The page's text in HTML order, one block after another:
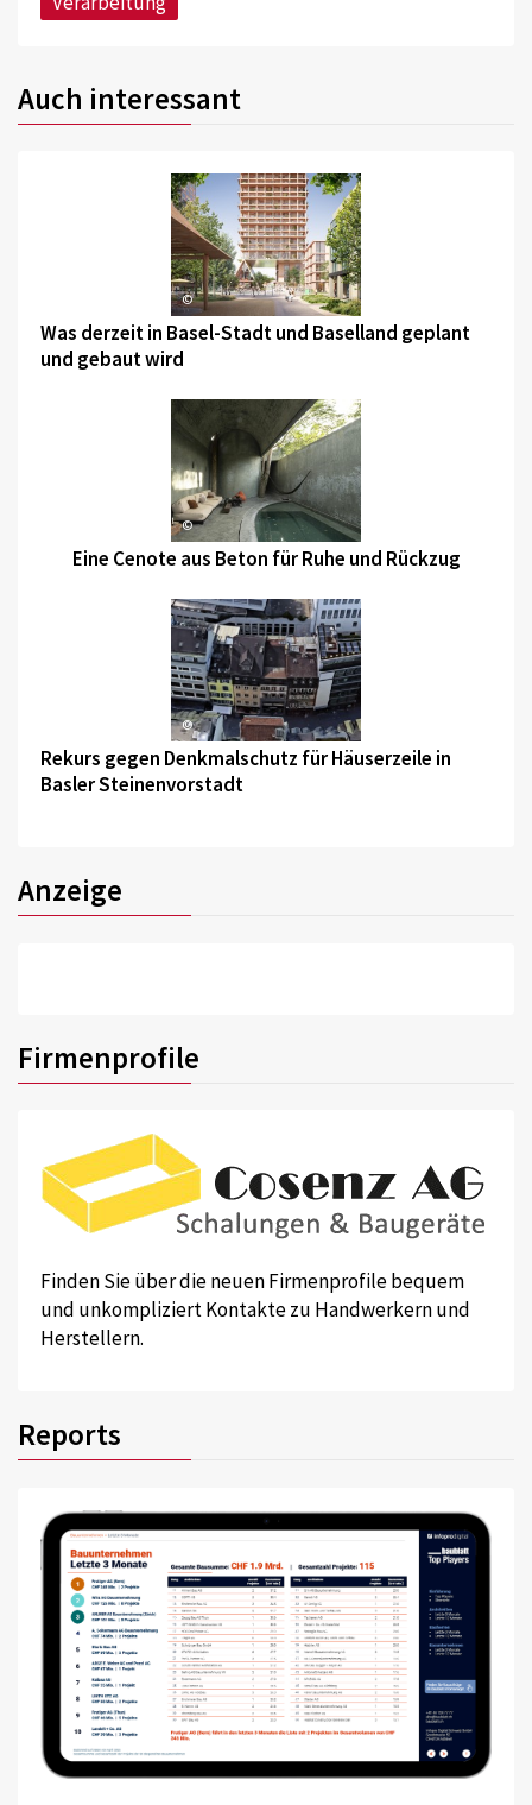
Auch interessant
©
Was derzeit in Basel-Stadt und Baselland geplant
und gebaut wird
©
Eine Cenote aus Beton für Ruhe und Rückzug
©
Rekurs gegen Denkmalschutz für Häuserzeile in
Basler Steinenvorstadt
Anzeige
Firmenprofile
Finden Sie über die neuen Firmenprofile bequem
und unkompliziert Kontakte zu Handwerkern und
Herstellern.
Reports